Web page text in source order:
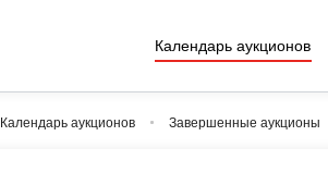
Календарь аукционов
Календарь аукционов Завершенные аукционы